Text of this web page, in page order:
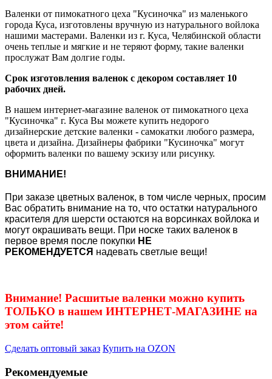
Валенки от пимокатного цеха "Кусиночка" из маленького
города Куса, изготовлены вручную из натурального войлока
нашими мастерами. Валенки из г. Куса, Челябинской области
очень теплые и мягкие и не теряют форму, такие валенки
прослужат Вам долгие годы.
Срок изготовления валенок с декором составляет 10
рабочих дней.
В нашем интернет-магазине валенок от пимокатного цеха
"Кусиночка" г. Куса Вы можете купить недорого
дизайнерские детские валенки - самокатки любого размера,
цвета и дизайна. Дизайнеры фабрики "Кусиночка" могут
оформить валенки по вашему эскизу или рисунку.
ВНИМАНИЕ!
При заказе цветных валенок, в том числе черных, просим
Вас обратить внимание на то, что остатки натурального
красителя для шерсти остаются на ворсинках войлока и
могут окрашивать вещи. При носке таких валенок в
первое время после покупки НЕ
РЕКОМЕНДУЕТСЯ надевать светлые вещи!
Внимание! Расшитые валенки можно купить
ТОЛЬКО в нашем ИНТЕРНЕТ-МАГАЗИНЕ на
этом сайте!
Сделать оптовый заказ Купить на OZON
Рекомендуемые